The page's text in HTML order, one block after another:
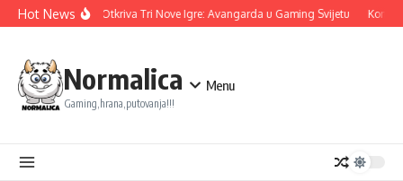
Skip to content
Hot NewsUbisoft Otkriva Tri Nove Igre: Avangarda u Gaming Svijetu
Normalica
Gaming,hrana,putovanja!!!
Menu